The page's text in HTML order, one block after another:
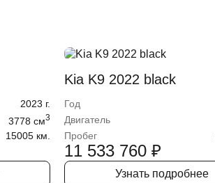
2023 г.
3778 cм3
15005 км.
Kia K9 2022 black
Год
Двигатель
Пробег
11 533 760 ₽
Узнать подробнее